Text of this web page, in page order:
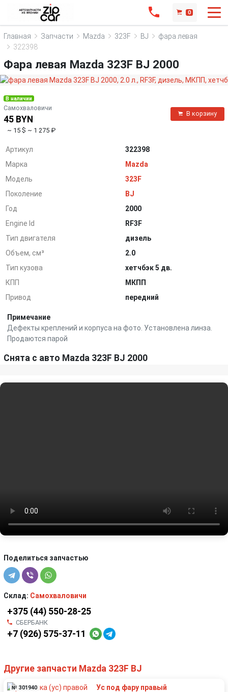
0
Главная Запчасти Mazda 323F BJ
фара левая
322398
Фара левая Mazda 323F BJ 2000
В наличии
Самохваловичи
45 BYN
~ 15 $ ~ 1 275 ₽
В корзину
Артикул
322398
Марка
Mazda
Модель
323F
Поколение
BJ
Год
2000
Engine Id
RF3F
Тип двигателя
дизель
Объем, см³
2.0
Тип кузова
хетчбэк 5 дв.
КПП
МКПП
Привод
передний
Примечание
Дефекты креплений и корпуса на фото. Установлена линза.
Продаются парой
Снята с авто Mazda 323F BJ 2000
Поделиться запчастью
Склад: Самохваловичи
+375 (44) 550-28-25
СБЕРБАНК
+7 (926) 575-37-11
Другие запчасти Mazda 323F BJ
№ 301940
Ус под фару правый